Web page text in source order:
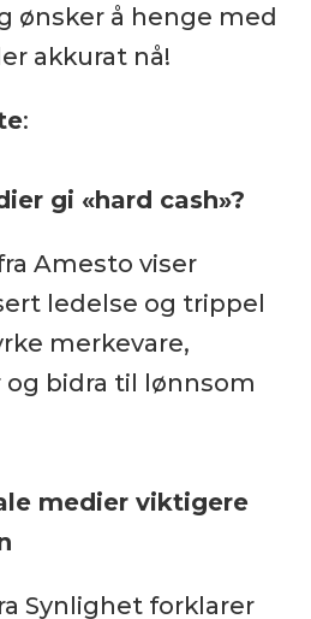
ønsker å henge med
akkurat nå!
:
gi «hard cash»?
Amesto viser
ledelse og trippel
merkevare,
bidra til lønnsom
medier viktigere
Synlighet forklarer